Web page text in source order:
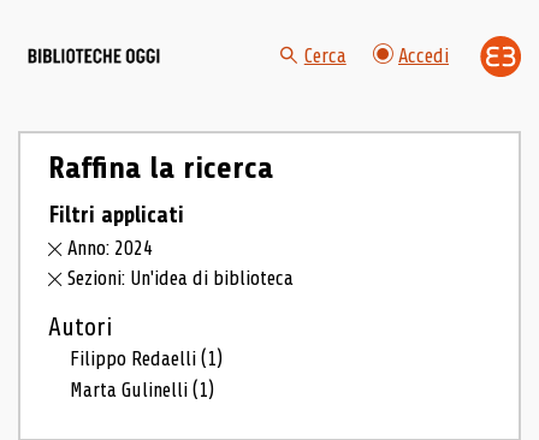
Cerca Accedi
Raffina la ricerca
Filtri applicati
Anno: 2024
Sezioni: Un'idea di biblioteca
Autori
Filippo Redaelli(1)
Marta Gulinelli(1)